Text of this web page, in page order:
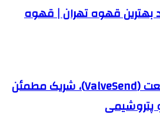
بهترین قهوه تهران | قهوه
زرپالایش عصر صنعت (ValveSend)، شریک مطمئن
پتروشیمی